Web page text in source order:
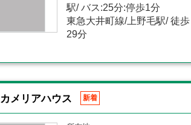
駅/ バス:25分:停歩1分
東急大井町線/上野毛駅/ 徒歩
29分
カメリアハウス 新着